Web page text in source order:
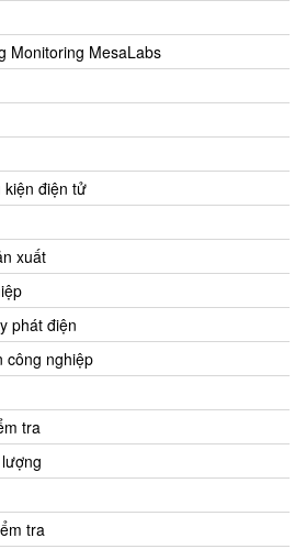
Monitoring MesaLabs
kiện điện tử
xuất
phát điện
công nghiệp
tra
tra